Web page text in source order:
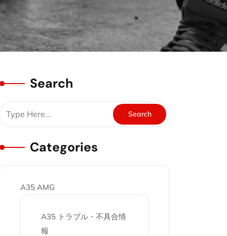
Search
Categories
A35 AMG
A35 トラブル・不具合情
報